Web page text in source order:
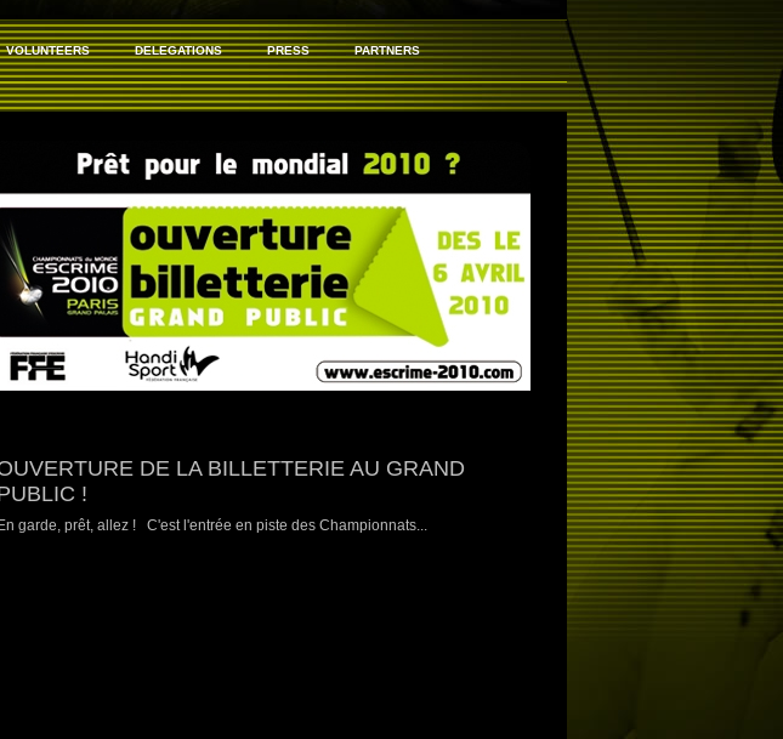
VOLUNTEERS DELEGATIONS PRESS PARTNERS
DE LA BILLETTERIE AU GRAND
!
En garde, prêt, allez ! C'est l'entrée en piste des Championnats...